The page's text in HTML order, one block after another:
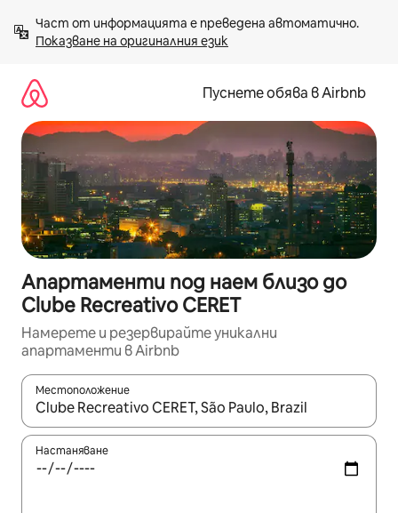
към
съдържанието
Показване на оригиналния език
Пуснете обява в Airbnb
Апартаменти под наем близо до
Clube Recreativo CERET
Намерете и резервирайте уникални
апартаменти в Airbnb
Местоположение
Когато резултатите се покажат, използвайте
Настаняване